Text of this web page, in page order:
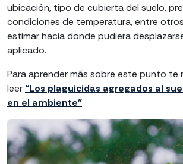
ubicación, tipo de cubierta del suelo,
condiciones de temperatura, entre
estimar hacia donde pudiera
aplicado.
Para aprender más sobre este punto te
leer“Los plaguicidas agregados al
en el ambiente”